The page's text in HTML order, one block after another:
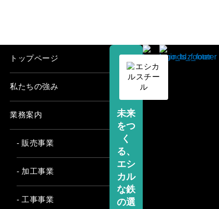
未来
をつ
く
る、
エシ
カル
な鉄
の選
トップページ
私たちの強み
業務案内
- 販売事業
- 加工事業
- 工事事業